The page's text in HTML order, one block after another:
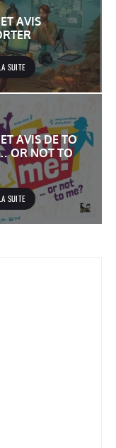
AVIS
SUITE
AVIS DE TO
OR NOT TO
SUITE